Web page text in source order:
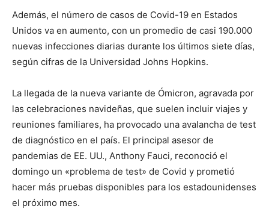
Además, el número de casos de Covid-19 en Estados
Unidos va en aumento, con un promedio de casi 190.000
nuevas infecciones diarias durante los últimos siete días,
según cifras de la Universidad Johns Hopkins.
La llegada de la nueva variante de Ómicron, agravada por
las celebraciones navideñas, que suelen incluir viajes y
reuniones familiares, ha provocado una avalancha de test
de diagnóstico en el país. El principal asesor de
pandemias de EE. UU., Anthony Fauci, reconoció el
domingo un «problema de test» de Covid y prometió
hacer más pruebas disponibles para los estadounidenses
el próximo mes.